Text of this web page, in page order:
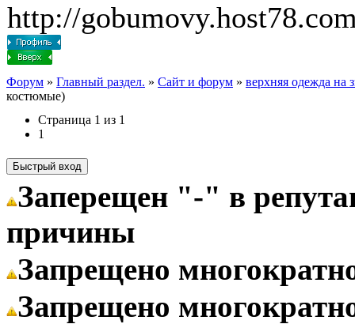
http://
Форум » Главный раздел. » Сайт и форум » верхняя одежда на
костюмые)
Страница 1 из 1
1
Заперещен "-" в
причины
Запрещено
Запрещено